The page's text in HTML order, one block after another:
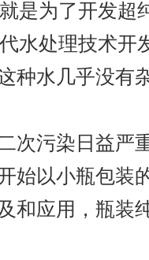
是为了开发超
水处理技术开
种水几乎没有
次污染日益严
始以小瓶包装
和应用，瓶装